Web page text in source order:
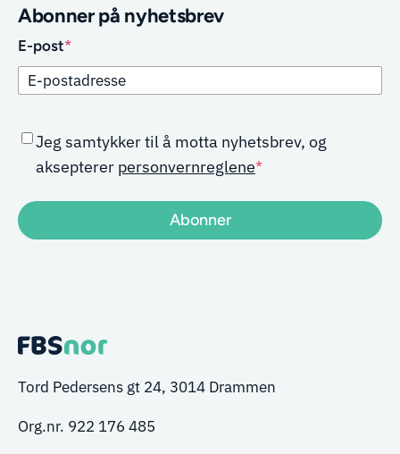
Abonner på nyhetsbrev
E-post*
CAPTCHA
Samtykke*
Jeg samtykker til å motta nyhetsbrev, og
aksepterer personvernreglene*
Tord Pedersens gt 24, 3014 Drammen
Org.nr. 922 176 485